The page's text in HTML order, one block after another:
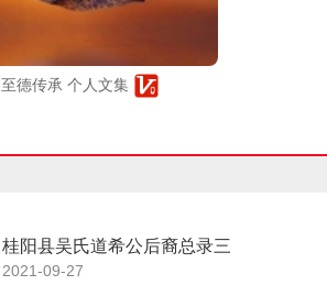
至德传承 个人文集
桂阳县吴氏道希公后裔总录三
2021-09-27